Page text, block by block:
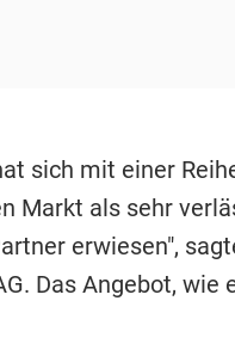
sich mit einer
Markt als sehr
erwiesen",
Das Angebot,